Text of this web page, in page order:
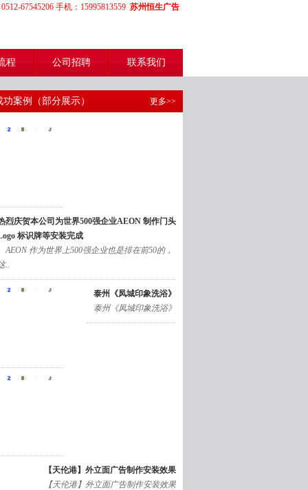
67545206 手机：15995813559 苏州恒生广告
程 公司招聘 联系我们
功案例（部分展示） 更多>>
烈庆贺本公司为世界500强企业AEON 制作门头
标识牌等安装完成
AEON 作为世界上500强企业也是排在前50的，
..
泰州《凤城印象洗浴》
泰州《凤城印象洗浴》
【天伦港】外立面广告制作安装效果
【天伦港】外立面广告制作安装效果